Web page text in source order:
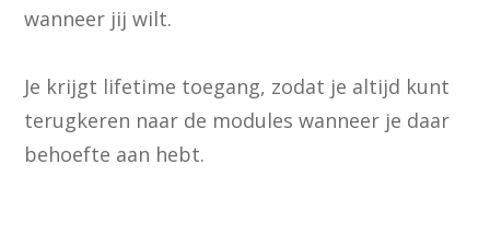
wanneer jij wilt.
Je krijgt lifetime toegang, zodat je altijd kunt
terugkeren naar de modules wanneer je daar
behoefte aan hebt.